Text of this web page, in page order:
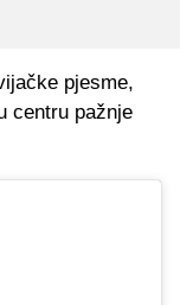
pjesme,
centru pažnje